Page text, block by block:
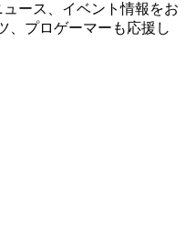
ース、イベント情報をお
、プロゲーマーも応援し